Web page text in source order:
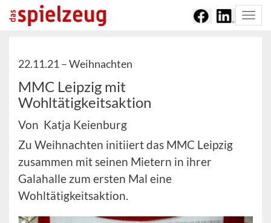
22.11.21 –Weihnachten
MMC Leipzig mit
Wohltätigkeitsaktion
Von Katja Keienburg
Zu Weihnachten initiiert das MMC Leipzig
zusammen mit seinen Mietern in ihrer
Galahalle zum ersten Mal eine
Wohltätigkeitsaktion.